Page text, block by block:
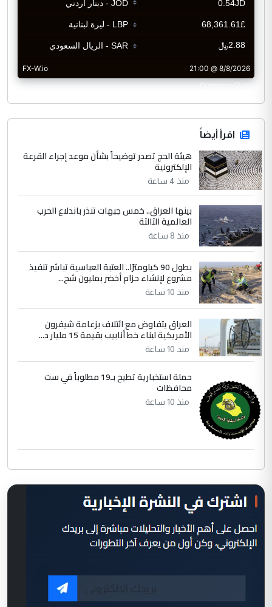
CurrencyRate
اقرأ أيضاً
هيئة الحج تصدر توضيحاً بشأن موعد إجراء القرعة
الإلكترونية
منذ 4 ساعة
بينها العراق.. خمس جبهات تنذر باندلاع الحرب
العالمية الثالثة
منذ 8 ساعة
بطول 90 كيلومترًا.. العتبة العباسية تباشر تنفيذ
مشروع لإنشاء حزام أخضر بمليون شج...
منذ 10 ساعة
العراق يتفاوض مع ائتلاف بزعامة شيفرون
الأمريكية لبناء خط أنابيب بقيمة 15 مليار د...
منذ 10 ساعة
حملة استخبارية تطيح بـ19 مطلوباً في ست
محافظات
منذ 10 ساعة